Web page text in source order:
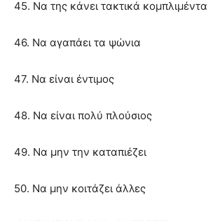
45. Να της κάνει τακτικά κομπλιμέντα
46. Να αγαπάει τα ψώνια
47. Να είναι έντιμος
48. Να είναι πολύ πλούσιος
49. Να μην την καταπιέζει
50. Να μην κοιτάζει άλλες